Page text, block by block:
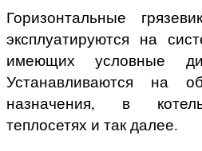
Горизонтальные
эксплуатируются на
имеющих условные
Устанавливаются на
назначения, в
теплосетях и так далее.